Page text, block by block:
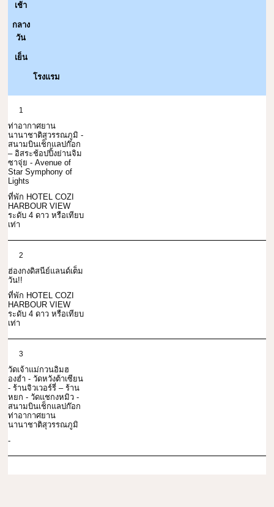
เช้า
กลาง
วัน
เย็น
โรงแรม
1
ท่าอากาศยาน
นานาชาติสุวรรณภูมิ -
สนามบินเช็กแลปก๊อก
– อิสระช้อปปิ้งย่านจิม
ซาจุ่ย - Avenue of
Star Symphony of
Lights
ที่พัก HOTEL COZI
HARBOUR VIEW
ระดับ 4 ดาว หรือเทียบ
เท่า
2
ฮ่องกงดิสนีย์แลนด์เต็ม
วัน!!
ที่พัก HOTEL COZI
HARBOUR VIEW
ระดับ 4 ดาว หรือเทียบ
เท่า
3
วัดเจ้าแม่กวนอิมฮ
องฮำ - วัดหวังต้าเซียน
- ร้านจิวเวอร์รี่ – ร้าน
หยก - วัดแชกงหมิว -
สนามบินเช็กแลปก๊อก
ท่าอากาศยาน
นานาชาติสุวรรณภูมิ
-